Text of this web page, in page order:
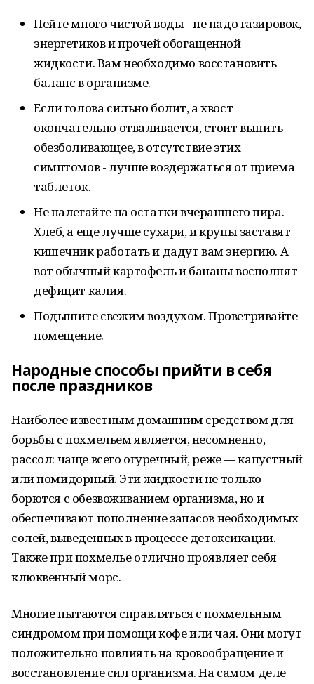
Пейте много чистой воды - не надо газировок,
энергетиков и прочей обогащенной
жидкости. Вам необходимо восстановить
баланс в организме.
Если голова сильно болит, а хвост
окончательно отваливается, стоит выпить
обезболивающее, в отсутствие этих
симптомов - лучше воздержаться от приема
таблеток.
Не налегайте на остатки вчерашнего пира.
Хлеб, а еще лучше сухари, и крупы заставят
кишечник работать и дадут вам энергию. А
вот обычный картофель и бананы восполнят
дефицит калия.
Подышите свежим воздухом. Проветривайте
помещение.
Народные способы прийти в себя
после праздников
Наиболее известным домашним средством для
борьбы с похмельем является, несомненно,
рассол: чаще всего огуречный, реже — капустный
или помидорный. Эти жидкости не только
борются с обезвоживанием организма, но и
обеспечивают пополнение запасов необходимых
солей, выведенных в процессе детоксикации.
Также при похмелье отлично проявляет себя
клюквенный морс.
Многие пытаются справляться с похмельным
синдромом при помощи кофе или чая. Они могут
положительно повлиять на кровообращение и
восстановление сил организма. На самом деле